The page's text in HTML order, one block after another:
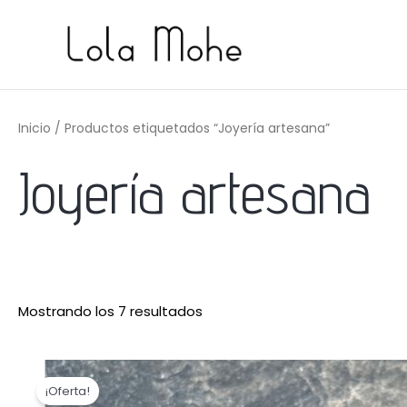
contenido
Inicio / Productos etiquetados “Joyería artesana”
Joyería artesana
Mostrando los 7 resultados
Ordenado
precio:
bajo
¡Oferta!
El
precio
original
El
precio
actual